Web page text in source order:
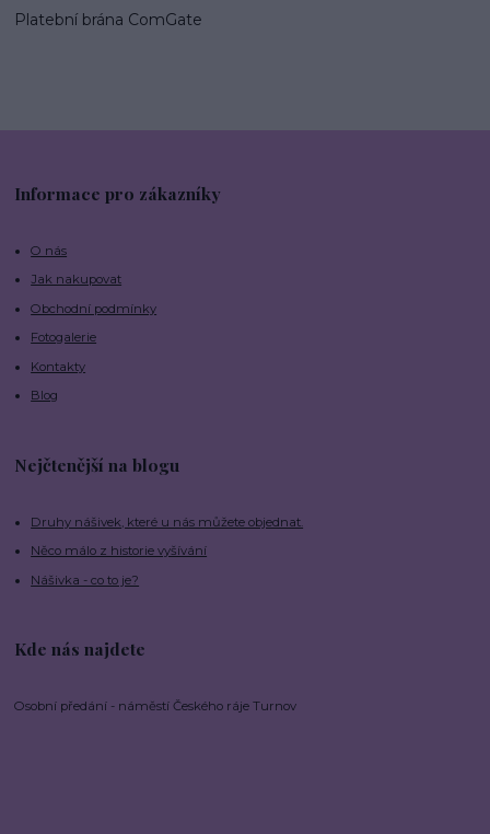
Platební brána ComGate
Informace pro zákazníky
O nás
Jak nakupovat
Obchodní podmínky
Fotogalerie
Kontakty
Blog
Nejčtenější na blogu
Druhy nášivek, které u nás můžete objednat.
Něco málo z historie vyšívání
Nášivka - co to je?
Kde nás najdete
Osobní předání - náměstí Českého ráje Turnov